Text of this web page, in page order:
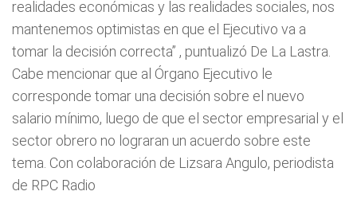
realidades económicas y las realidades sociales, nos
mantenemos optimistas en que el Ejecutivo va a
tomar la decisión correcta” , puntualizó De La Lastra.
Cabe mencionar que al Órgano Ejecutivo le
corresponde tomar una decisión sobre el nuevo
salario mínimo, luego de que el sector empresarial y el
sector obrero no lograran un acuerdo sobre este
tema. Con colaboración de Lizsara Angulo, periodista
de RPC Radio